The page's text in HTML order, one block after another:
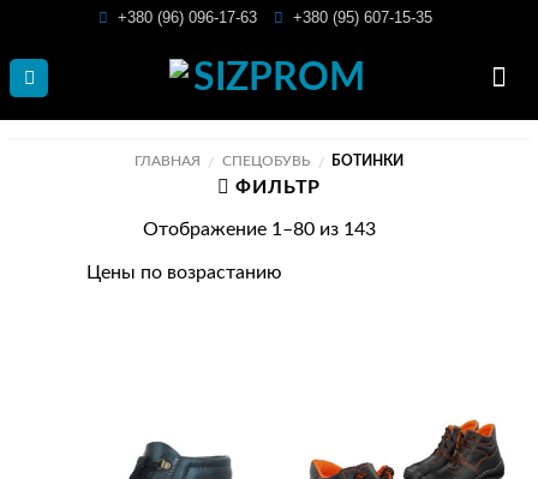
content
+380 (96) 096-17-63 +380 (95) 607-15-35
ГЛАВНАЯ / СПЕЦОБУВЬ / БОТИНКИ
ФИЛЬТР
Отображение 1–80 из 143